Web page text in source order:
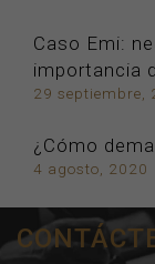
Caso Emi:
importancia
29 septiembre,
¿Cómo
4 agosto, 2020